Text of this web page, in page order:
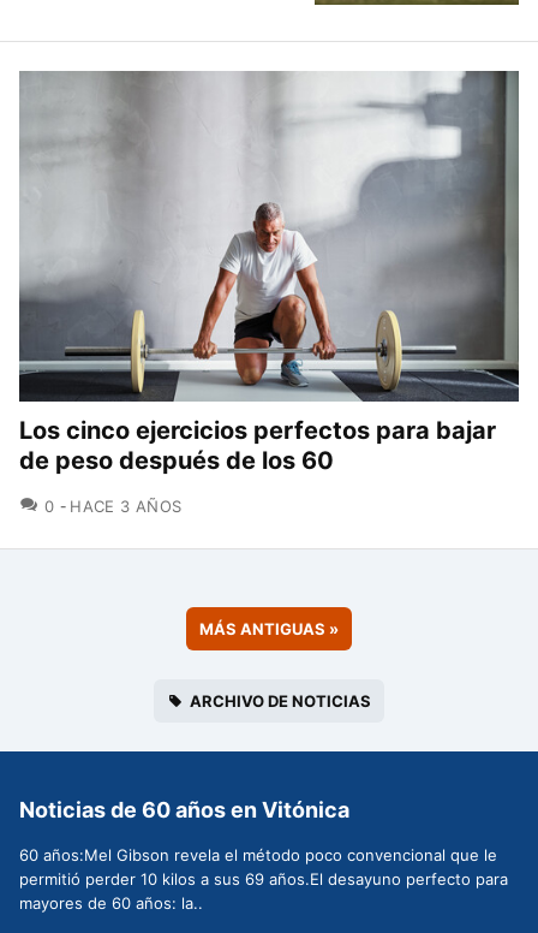
Los cinco ejercicios perfectos para bajar
de peso después de los 60
0 COMENTARIOS
HACE 3 AÑOS
MÁS ANTIGUAS »
ARCHIVO DE NOTICIAS
Noticias de 60 años en Vitónica
60 años:Mel Gibson revela el método poco convencional que le
permitió perder 10 kilos a sus 69 años.El desayuno perfecto para
mayores de 60 años: la..